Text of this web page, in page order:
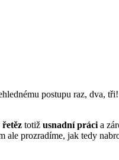
postupu raz, dva,
řetěz totiž usnadní práci a
prozradíme, jak tedy